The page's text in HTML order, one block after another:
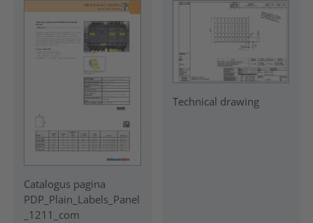
Catalogus pagina
PDP_Plain_Labels_Panel
_1211_com
Technical drawing